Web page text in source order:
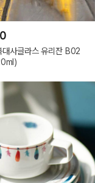
대사글라스 유리잔 B02